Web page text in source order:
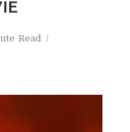
Read